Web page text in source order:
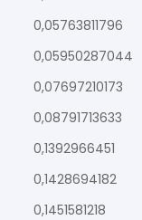
0,05763811796
0,05950287044
0,07697210173
0,08791713633
0,1392966451
0,1428694182
0,1451581218